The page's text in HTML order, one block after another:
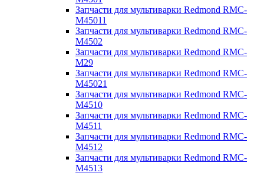
Запчасти для мультиварки Redmond RMC-
M45011
Запчасти для мультиварки Redmond RMC-
M4502
Запчасти для мультиварки Redmond RMC-
M29
Запчасти для мультиварки Redmond RMC-
M45021
Запчасти для мультиварки Redmond RMC-
M4510
Запчасти для мультиварки Redmond RMC-
M4511
Запчасти для мультиварки Redmond RMC-
M4512
Запчасти для мультиварки Redmond RMC-
M4513